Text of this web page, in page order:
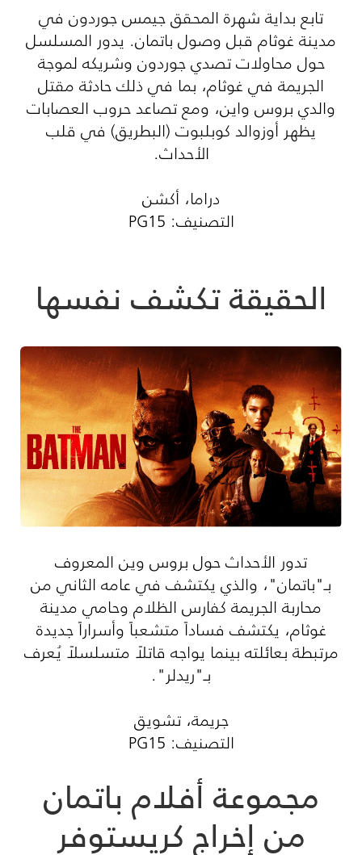
تابع بداية شهرة المحقق جيمس جوردون في
مدينة غوثام قبل وصول باتمان. يدور المسلسل
حول محاولات تصدي جوردون وشريكه لموجة
الجريمة في غوثام، بما في ذلك حادثة مقتل
والدي بروس واين، ومع تصاعد حروب العصابات
يظهر أوزوالد كوبلبوت (البطريق) في قلب
الأحداث.
دراما، أكشن
التصنيف: PG15
الحقيقة تكشف نفسها
تدور الأحداث حول بروس وين المعروف
بـ"باتمان"، والذي يكتشف في عامه الثاني من
محاربة الجريمة كفارس الظلام وحامي مدينة
غوثام، يكتشف فساداً متشعباً وأسراراً جديدة
مرتبطة بعائلته بينما يواجه قاتلاً متسلسلاً يُعرف
بـ"ريدلر".
جريمة، تشويق
التصنيف: PG15
مجموعة أفلام باتمان
من إخراج كريستوفر